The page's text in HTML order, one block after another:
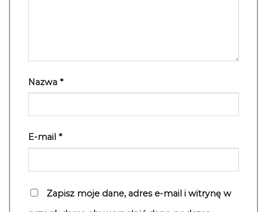
Nazwa *
E-mail *
Zapisz moje dane, adres e-mail i witrynę w